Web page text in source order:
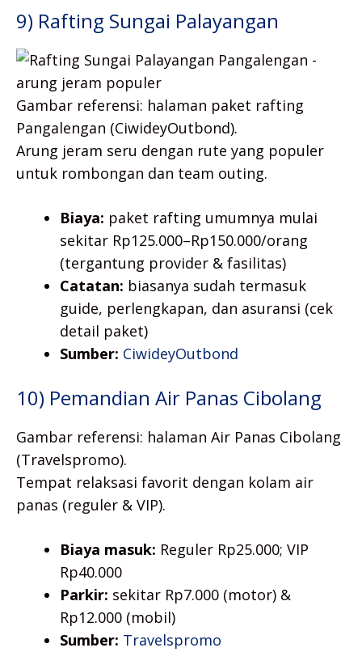
9) Rafting Sungai Palayangan
Gambar referensi: halaman paket rafting
Pangalengan (CiwideyOutbond).
Arung jeram seru dengan rute yang populer
untuk rombongan dan team outing.
Biaya: paket rafting umumnya mulai
sekitar Rp125.000–Rp150.000/orang
(tergantung provider & fasilitas)
Catatan: biasanya sudah termasuk
guide, perlengkapan, dan asuransi (cek
detail paket)
Sumber: CiwideyOutbond
10) Pemandian Air Panas Cibolang
Gambar referensi: halaman Air Panas Cibolang
(Travelspromo).
Tempat relaksasi favorit dengan kolam air
panas (reguler & VIP).
Biaya masuk: Reguler Rp25.000; VIP
Rp40.000
Parkir: sekitar Rp7.000 (motor) &
Rp12.000 (mobil)
Sumber: Travelspromo